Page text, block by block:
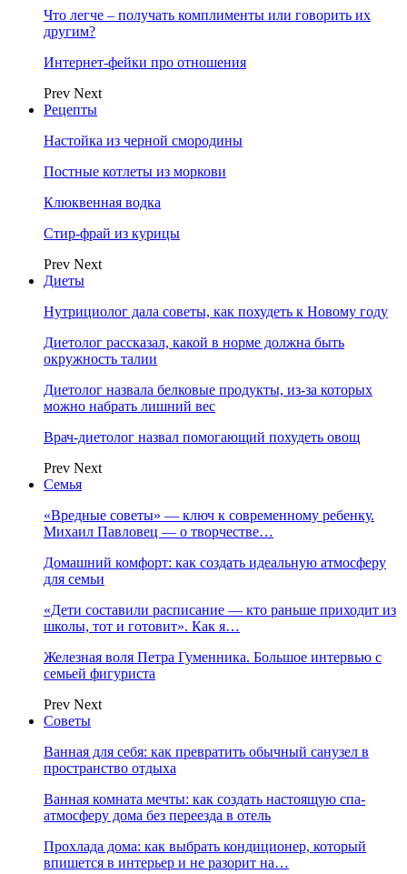
Что легче – получать комплименты или говорить их
другим?
Интернет-фейки про отношения
Prev Next
Рецепты
Настойка из черной смородины
Постные котлеты из моркови
Клюквенная водка
Стир-фрай из курицы
Prev Next
Диеты
Нутрициолог дала советы, как похудеть к Новому году
Диетолог рассказал, какой в норме должна быть
окружность талии
Диетолог назвала белковые продукты, из-за которых
можно набрать лишний вес
Врач-диетолог назвал помогающий похудеть овощ
Prev Next
Семья
«Вредные советы» — ключ к современному ребенку.
Михаил Павловец — о творчестве…
Домашний комфорт: как создать идеальную атмосферу
для семьи
«Дети составили расписание — кто раньше приходит из
школы, тот и готовит». Как я…
Железная воля Петра Гуменника. Большое интервью с
семьей фигуриста
Prev Next
Советы
Ванная для себя: как превратить обычный санузел в
пространство отдыха
Ванная комната мечты: как создать настоящую спа-
атмосферу дома без переезда в отель
Прохлада дома: как выбрать кондиционер, который
впишется в интерьер и не разорит на…